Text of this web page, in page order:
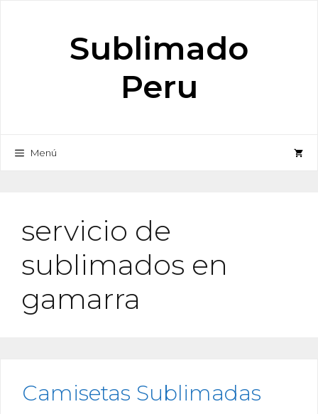
Sublimado
Peru
Menú
servicio de
sublimados en
gamarra
Camisetas Sublimadas